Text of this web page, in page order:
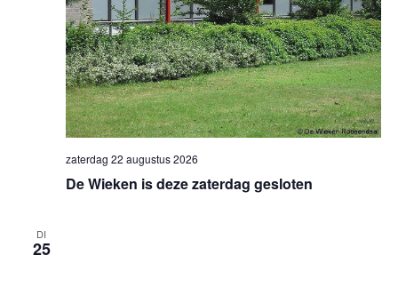
De Wieken is deze zaterdag gesloten
zaterdag 22 augustus 2026
DI
25